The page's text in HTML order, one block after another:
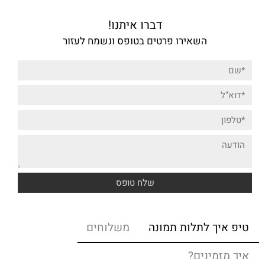
דברו איתנו!
השאירו פרטים בטופס ונשמח לעזור
טיפ איך לתלות תמונה
משלוחים